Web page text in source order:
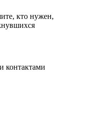
кто нужен,
контактами